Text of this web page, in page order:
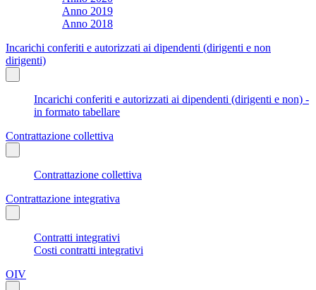
Anno 2019
Anno 2018
Incarichi conferiti e autorizzati ai dipendenti (dirigenti e non
dirigenti)
Incarichi conferiti e autorizzati ai dipendenti (dirigenti e non) -
in formato tabellare
Contrattazione collettiva
Contrattazione collettiva
Contrattazione integrativa
Contratti integrativi
Costi contratti integrativi
OIV